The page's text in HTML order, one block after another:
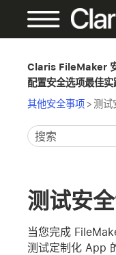
Claris FileMaker 安
配置安全选项最佳实
其他安全事项>测试
测试安
当您完成
测试定制化 App